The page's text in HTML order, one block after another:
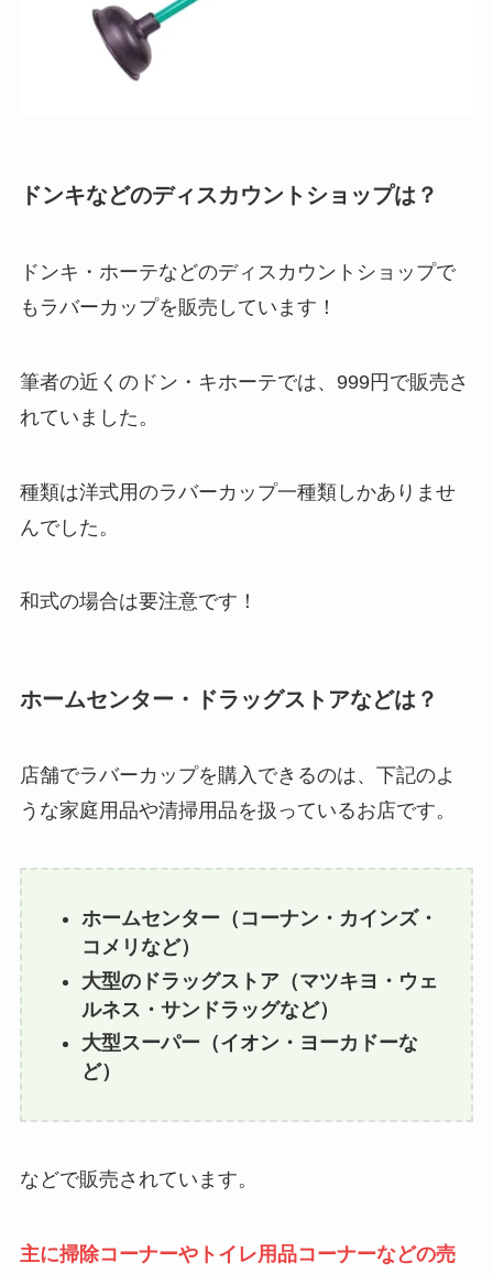
ドンキなどのディスカウントショップは？
ドンキ・ホーテなどのディスカウントショップで
もラバーカップを販売しています！
筆者の近くのドン・キホーテでは、999円で販売さ
れていました。
種類は洋式用のラバーカップ一種類しかありませ
んでした。
和式の場合は要注意です！
ホームセンター・ドラッグストアなどは？
店舗でラバーカップを購入できるのは、下記のよ
うな家庭用品や清掃用品を扱っているお店です。
ホームセンター（コーナン・カインズ・
コメリなど）
大型のドラッグストア（マツキヨ・ウェ
ルネス・サンドラッグなど）
大型スーパー（イオン・ヨーカドーな
ど）
などで販売されています。
主に掃除コーナーやトイレ用品コーナーなどの売